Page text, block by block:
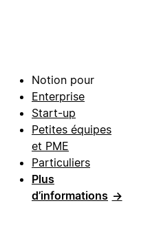
Notion pour
Enterprise
Start-up
Petites équipes
et PME
Particuliers
Plus
d’informations →